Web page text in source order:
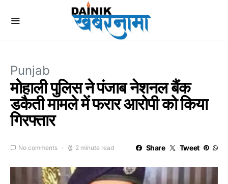
Punjab
मोहाली पुलिस ने पंजाब नेशनल बैंक
डकैती मामले में फरार आरोपी को किया
गिरफ्तार
No comments 2 minute read Share Tweet